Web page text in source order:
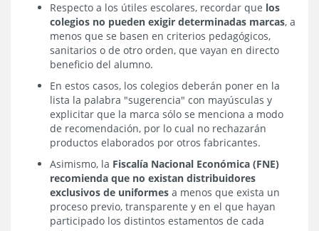
Respecto a los útiles escolares, recordar que los
colegios no pueden exigir determinadas marcas, a
menos que se basen en criterios pedagógicos,
sanitarios o de otro orden, que vayan en directo
beneficio del alumno.
En estos casos, los colegios deberán poner en la
lista la palabra "sugerencia" con mayúsculas y
explicitar que la marca sólo se menciona a modo
de recomendación, por lo cual no rechazarán
productos elaborados por otros fabricantes.
Asimismo, la Fiscalía Nacional Económica (FNE)
recomienda que no existan distribuidores
exclusivos de uniformes a menos que exista un
proceso previo, transparente y en el que hayan
participado los distintos estamentos de cada